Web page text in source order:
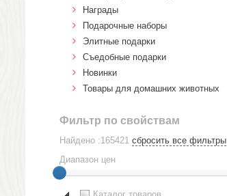
Награды
Подарочные наборы
Элитные подарки
Cъедобные подарки
Новинки
Товары для домашних животных
Фильтр по свойствам
Найдено :165421 сбросить все фильтры
Диапазон цен